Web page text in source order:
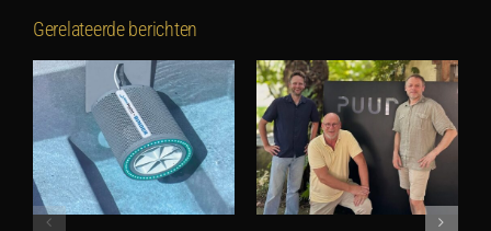
Gerelateerde berichten